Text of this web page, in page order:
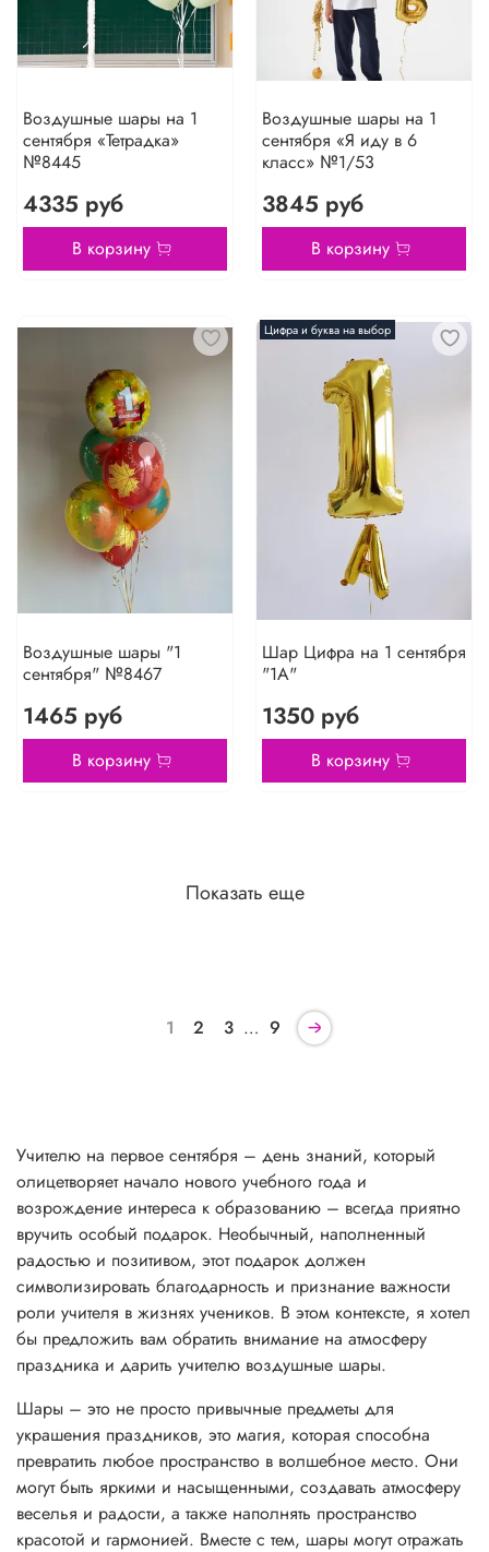
Воздушные шары на 1
сентября «Тетрадка»
№8445
4335 руб
В корзину
Воздушные шары на 1
сентября «Я иду в 6
класс» №1/53
3845 руб
В корзину
Воздушные шары "1
сентября" №8467
1465 руб
В корзину
Цифра и буква на выбор
Шар Цифра на 1 сентября
"1А"
1350 руб
В корзину
Показать еще
1 2 3 … 9
Учителю на первое сентября – день знаний, который
олицетворяет начало нового учебного года и
возрождение интереса к образованию – всегда приятно
вручить особый подарок. Необычный, наполненный
радостью и позитивом, этот подарок должен
символизировать благодарность и признание важности
роли учителя в жизнях учеников. В этом контексте, я хотел
бы предложить вам обратить внимание на атмосферу
праздника и дарить учителю воздушные шары.
Шары – это не просто привычные предметы для
украшения праздников, это магия, которая способна
превратить любое пространство в волшебное место. Они
могут быть яркими и насыщенными, создавать атмосферу
веселья и радости, а также наполнять пространство
красотой и гармонией. Вместе с тем, шары могут отражать